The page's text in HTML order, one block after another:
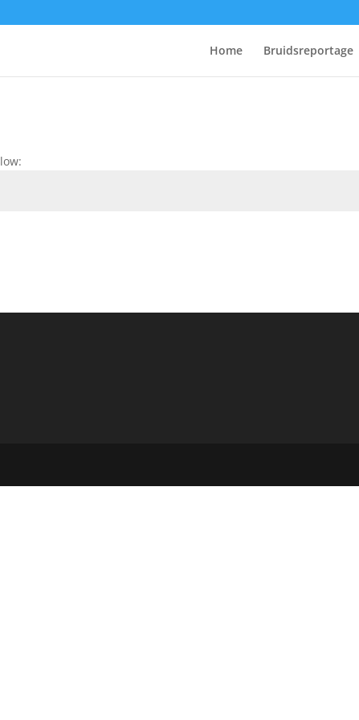
Home Bruidsreportage